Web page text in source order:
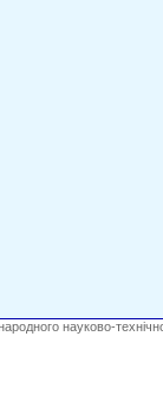
науково-